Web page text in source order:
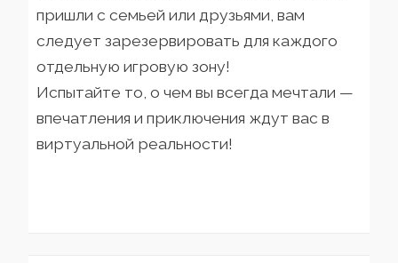
пришли с семьей или друзьями, вам
следует зарезервировать для каждого
отдельную игровую зону!
Испытайте то, о чем вы всегда мечтали —
впечатления и приключения ждут вас в
виртуальной реальности!